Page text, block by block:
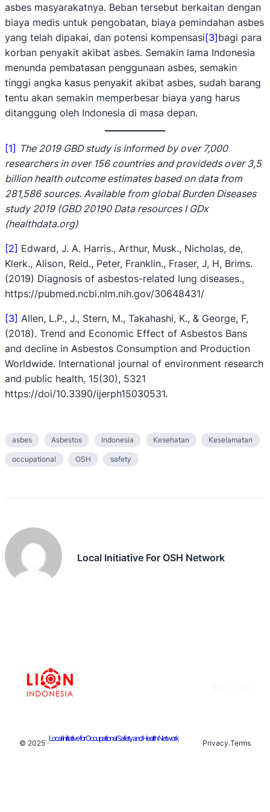
asbes masyarakatnya. Beban tersebut berkaitan dengan
biaya medis untuk pengobatan, biaya pemindahan asbes
yang telah dipakai, dan potensi kompensasi[3]bagi para
korban penyakit akibat asbes. Semakin lama Indonesia
menunda pembatasan penggunaan asbes, semakin
tinggi angka kasus penyakit akibat asbes, sudah barang
tentu akan semakin memperbesar biaya yang harus
ditanggung oleh Indonesia di masa depan.
[1] The 2019 GBD study is informed by over 7,000
researchers in over 156 countries and provideds over 3,5
billion health outcome estimates based on data from
281,586 sources. Available from global Burden Diseases
study 2019 (GBD 20190 Data resources I GDx
(healthdata.org)
[2] Edward, J. A. Harris., Arthur, Musk., Nicholas, de,
Klerk., Alison, Reid., Peter, Franklin., Fraser, J, H, Brims.
(2019) Diagnosis of asbestos-related lung diseases.,
https://pubmed.ncbi.nlm.nih.gov/30648431/
[3] Allen, L.P., J., Stern, M., Takahashi, K., & George, F,
(2018). Trend and Economic Effect of Asbestos Bans
and decline in Asbestos Consumption and Production
Worldwide. International journal of environment research
and public health, 15(30), 5321
https://doi/10.3390/ijerph15030531.
asbes Asbestos Indonesia Kesehatan Keselamatan
occupational OSH safety
Local Initiative For OSH Network
© 2025 ·
Local Initiative for Occupational Safety and Health Network
Privacy.Terms